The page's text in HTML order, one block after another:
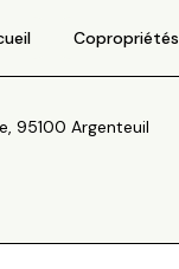
Copropriétés
95100 Argenteuil